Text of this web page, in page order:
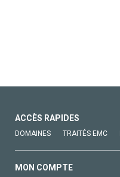
ACCÈS RAPIDES
DOMAINES TRAITÉS EMC
MON COMPTE